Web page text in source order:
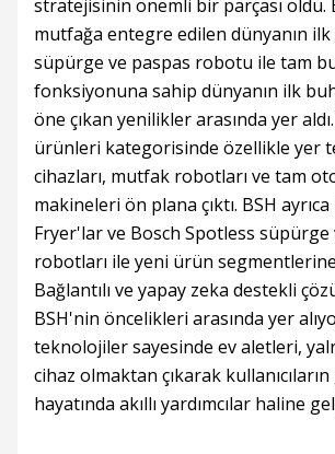
stratejisinin önemli bir parçası oldu.
mutfağa entegre edilen dünyanın
süpürge ve paspas robotu ile tam
fonksiyonuna sahip dünyanın ilk
öne çıkan yenilikler arasında yer
ürünleri kategorisinde özellikle yer
cihazları, mutfak robotları ve tam
makineleri ön plana çıktı. BSH
Fryer'lar ve Bosch Spotless süpürge
robotları ile yeni ürün
Bağlantılı ve yapay zeka destekli
BSH'nin öncelikleri arasında yer
teknolojiler sayesinde ev aletleri,
cihaz olmaktan çıkarak
hayatında akıllı yardımcılar haline